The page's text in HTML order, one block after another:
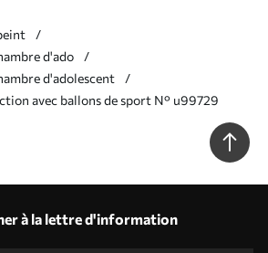
d'ado
d'adolescent
avec ballons de sport N° u99729
à la lettre d'information